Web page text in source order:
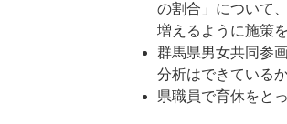
の割合」について
増えるように施策
群馬県男女共同参
分析はできているか
県職員で育休をと